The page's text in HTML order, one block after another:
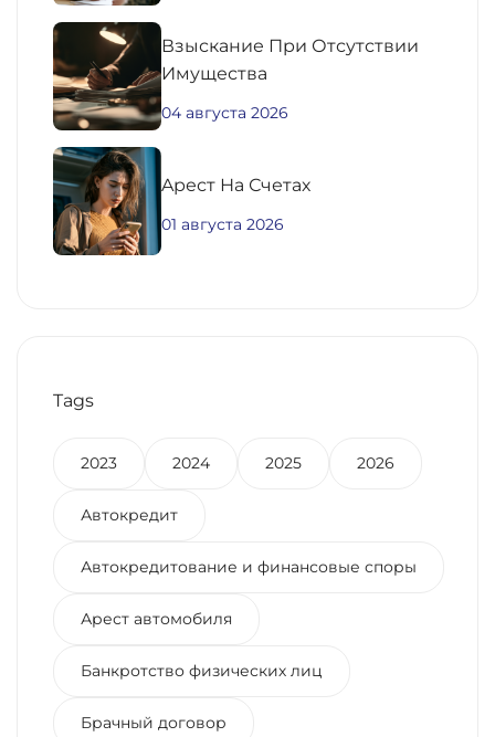
Взыскание При Отсутствии
Имущества
04 августа 2026
Aрест На Счетах
01 августа 2026
Tags
2023 2024 2025 2026
Автокредит
Автокредитование и финансовые споры
Арест автомобиля
Банкротство физических лиц
Брачный договор